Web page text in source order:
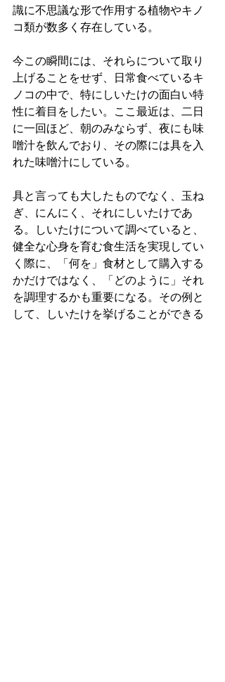
識に不思議な形で作用する植物やキノ
コ類が数多く存在している。
今この瞬間には、それらについて取り
上げることをせず、日常食べているキ
ノコの中で、特にしいたけの面白い特
性に着目をしたい。ここ最近は、二日
に一回ほど、朝のみならず、夜にも味
噌汁を飲んでおり、その際には具を入
れた味噌汁にしている。
具と言っても大したものでなく、玉ね
ぎ、にんにく、それにしいたけであ
る。しいたけについて調べていると、
健全な心身を育む食生活を実現してい
く際に、「何を」食材として購入する
かだけではなく、「どのように」それ
を調理するかも重要になる。その例と
して、しいたけを挙げることができる